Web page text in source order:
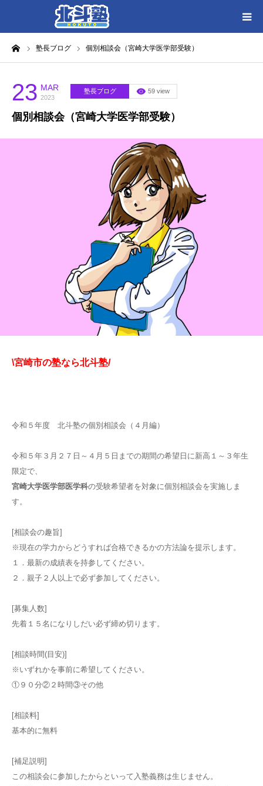
塾長ブログ 個別相談会（宮崎大学医学部受験）
23 MAR
2023
塾長ブログ 59 view
個別相談会（宮崎大学医学部受験）
\宮崎市の塾なら北斗塾/
令和５年度 北斗塾の個別相談会（４月編）
令和５年３月２７日～４月５日までの期間の希望日に新高１～３年生
限定で、
宮崎大学医学部医学科の受験希望者を対象に個別相談会を実施しま
す。
[相談会の趣旨]
※現在の学力からどうすれば合格できるかの方法論を提示します。
１．最新の成績表を持参してください。
２．親子２人以上で必ず参加してください。
[募集人数]
先着１５名になりしだい必ず締め切ります。
[相談時間(目安)]
※いずれかを事前に希望してください。
①９０分②２時間③その他
[相談料]
基本的に無料
[補足説明]
この相談会に参加したからといって入塾義務は生じません。
HOME
各教室別に記事を見る
北斗塾／教室一覧